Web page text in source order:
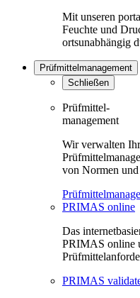
Mit unseren
Feuchte und
ortsunabhängig
Prüfmittelmanagement
Schließen
Prüfmittel-
management
Wir verwalten
von Normen
PRIMAS online
Das
PRIMAS online
PRIMAS